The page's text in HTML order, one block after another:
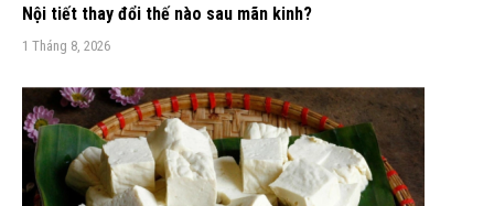
Nội tiết thay đổi thế nào sau mãn kinh?
1 Tháng 8, 2026